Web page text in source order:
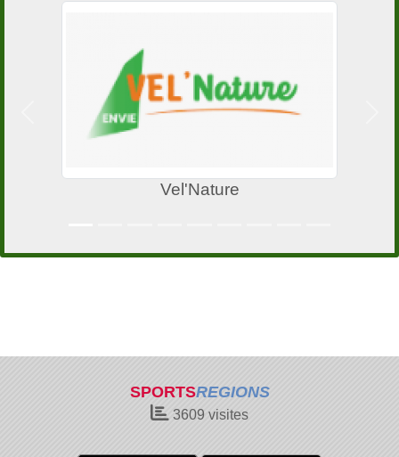
Vel'Nature
SPORTSREGIONS
3609 visites